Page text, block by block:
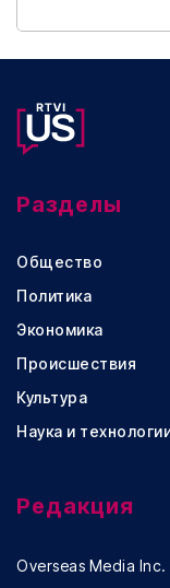
Разделы
Общество
Политика
Экономика
Происшествия
Культура
Наука и
Редакция
Overseas Media Inc.